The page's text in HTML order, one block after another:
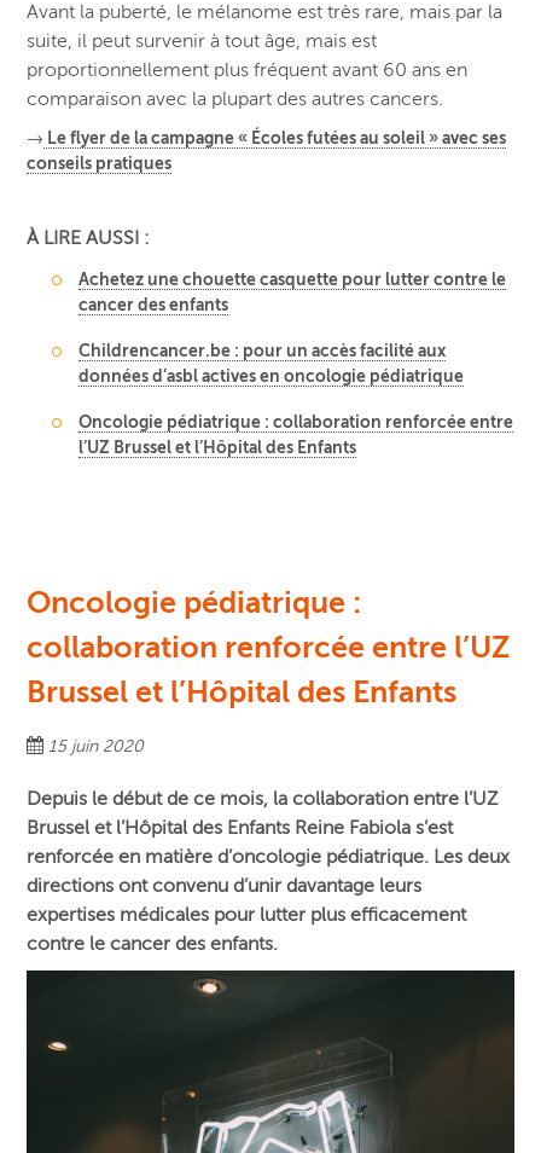
Avant la puberté, le mélanome est très rare, mais par la
suite, il peut survenir à tout âge, mais est
proportionnellement plus fréquent avant 60 ans en
comparaison avec la plupart des autres cancers.
→ Le flyer de la campagne « Écoles futées au soleil » avec ses
conseils pratiques
À LIRE AUSSI :
Achetez une chouette casquette pour lutter contre le
cancer des enfants
Childrencancer.be : pour un accès facilité aux
données d’asbl actives en oncologie pédiatrique
Oncologie pédiatrique : collaboration renforcée entre
l’UZ Brussel et l’Hôpital des Enfants
Oncologie pédiatrique :
collaboration renforcée entre l’UZ
Brussel et l’Hôpital des Enfants
15 juin 2020
Depuis le début de ce mois, la collaboration entre l’UZ
Brussel et l’Hôpital des Enfants Reine Fabiola s’est
renforcée en matière d’oncologie pédiatrique. Les deux
directions ont convenu d’unir davantage leurs
expertises médicales pour lutter plus efficacement
contre le cancer des enfants.